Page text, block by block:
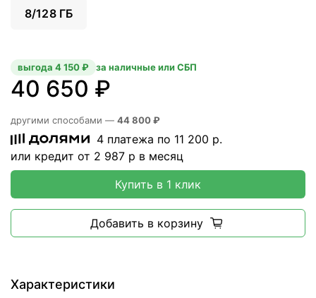
Характеристики
8/128 ГБ
40 650 ₽
выгода 4 150 ₽ за наличные или СБП
другими способами — 44 800 ₽
4 платежа по 11 200 р.
или кредит от 2 987 р в месяц
Купить в 1 клик
Добавить в корзину